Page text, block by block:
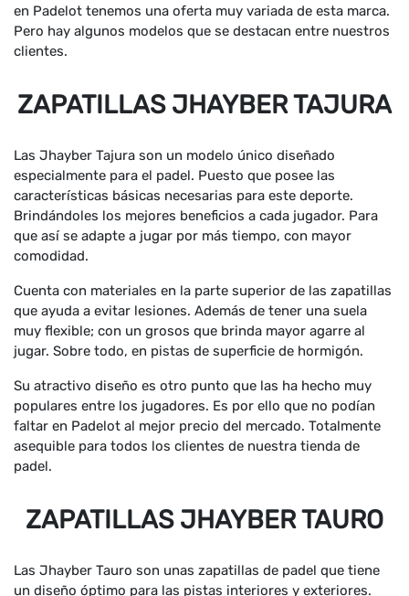
en Padelot tenemos una oferta muy variada de esta marca.
Pero hay algunos modelos que se destacan entre nuestros
clientes.
ZAPATILLAS JHAYBER TAJURA
Las Jhayber Tajura son un modelo único diseñado
especialmente para el padel. Puesto que posee las
características básicas necesarias para este deporte.
Brindándoles los mejores beneficios a cada jugador. Para
que así se adapte a jugar por más tiempo, con mayor
comodidad.
Cuenta con materiales en la parte superior de las zapatillas
que ayuda a evitar lesiones. Además de tener una suela
muy flexible; con un grosos que brinda mayor agarre al
jugar. Sobre todo, en pistas de superficie de hormigón.
Su atractivo diseño es otro punto que las ha hecho muy
populares entre los jugadores. Es por ello que no podían
faltar en Padelot al mejor precio del mercado. Totalmente
asequible para todos los clientes de nuestra tienda de
padel.
ZAPATILLAS JHAYBER TAURO
Las Jhayber Tauro son unas zapatillas de padel que tiene
un diseño óptimo para las pistas interiores y exteriores.